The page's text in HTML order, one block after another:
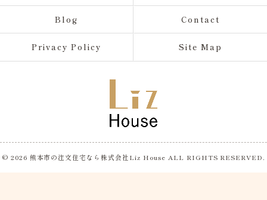
Blog Contact
Privacy Policy Site Map
© 2026 熊本市の注文住宅なら株式会社Liz House ALL RIGHTS RESERVED.